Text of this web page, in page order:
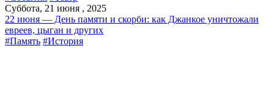
Суббота, 21 июня , 2025
22 июня — День памяти и скорби: как Джанкое уничтожали
евреев, цыган и других
#Память #История